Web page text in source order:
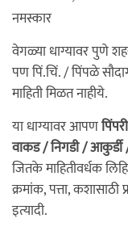
नमस्कार
वेगळ्या धाग्यावर पुणे
पण पिं.चिं. / पिंपळे
माहिती मिळत नाहीये.
या धाग्यावर आपण
वाकड / निगडी /
जितके माहितीवर्धक
क्रमांक, पत्ता,
इत्यादी.